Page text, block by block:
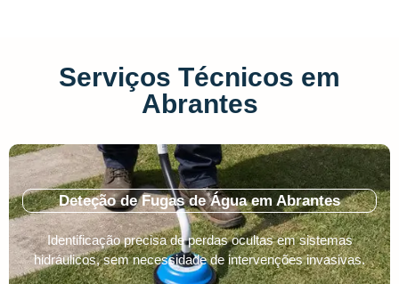
Serviços Técnicos em
Abrantes
Deteção de Fugas de Água em Abrantes
Identificação precisa de perdas ocultas em sistemas
hidráulicos, sem necessidade de intervenções invasivas.